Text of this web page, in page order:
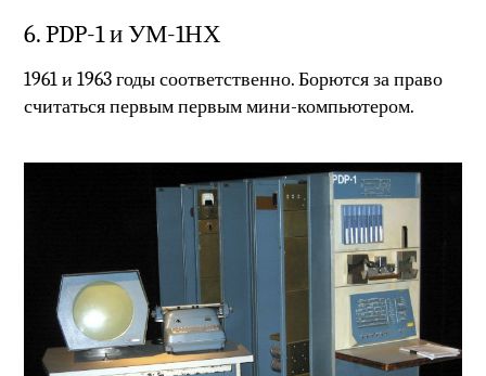
6. PDP-1 и УМ-1НХ
1961 и 1963 годы соответственно. Борются за право
считаться первым первым мини-компьютером.